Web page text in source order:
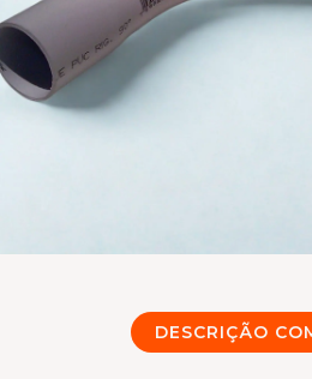
DESCRIÇÃO